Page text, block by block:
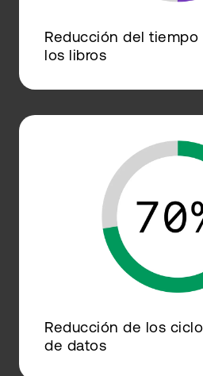
Reducción del tiempo
los libros
Reducción de los
de datos